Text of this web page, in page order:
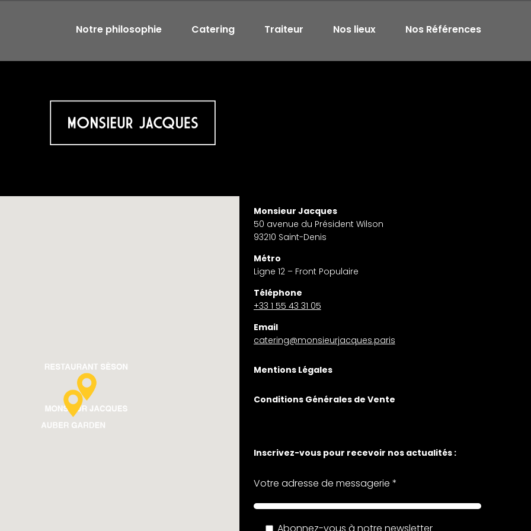
Notre philosophie Catering Traiteur Nos lieux Nos Références
Monsieur Jacques
50 avenue du Président Wilson
93210 Saint-Denis
Métro
Ligne 12 – Front Populaire
Téléphone
+33 1 55 43 31 05
Email
catering@monsieurjacques.paris
Mentions Légales
Conditions Générales de Vente
Inscrivez-vous pour recevoir nos actualités :
Votre adresse de messagerie *
Abonnez-vous à notre newsletter